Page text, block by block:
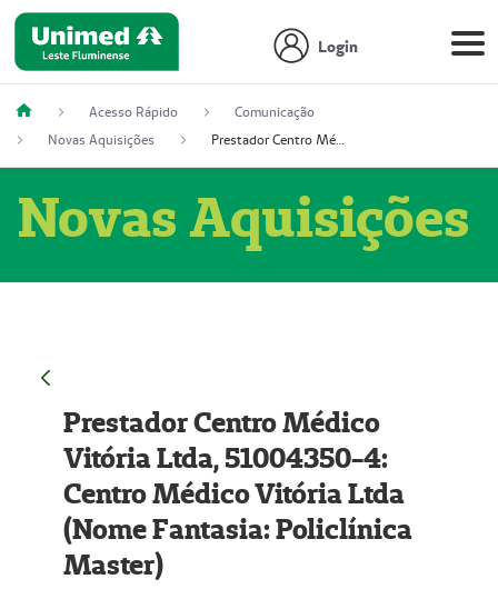
Login
Acesso Rápido
Comunicação
Novas Aquisições
Prestador Centro Médico Vitória Ltda, 51004350-4: Centro Médico Vitória Ltda (Nome Fantasia: Policlínica Master)
Novas Aquisições
Prestador Centro Médico
Vitória Ltda, 51004350-4:
Centro Médico Vitória Ltda
(Nome Fantasia: Policlínica
Master)